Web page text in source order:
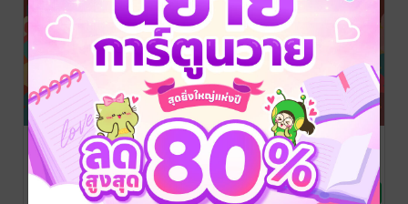
รู้รอบทิศ ชีวิต(ปั้
วะ) ปัง เล่ม 7
ร.ศ.นิภาพรรณ ศรี
พงษ์/ พรรณนิภ
วรรณกรรมทั่วไป
ที่สุดในโลก เล่ม
1
ร.ศ.นิภาพรรณ ศรี
พงษ์
/ พรรณนิภ
สารคดี
No Rating
รู้รอบทิศ ชีวิต(ปั้
วะ) ปัง เล่ม 8
ร.ศ.นิภาพรรณ ศรี
พงษ์/ พรรณนิภ
วรรณกรรมทั่วไป
No Rating